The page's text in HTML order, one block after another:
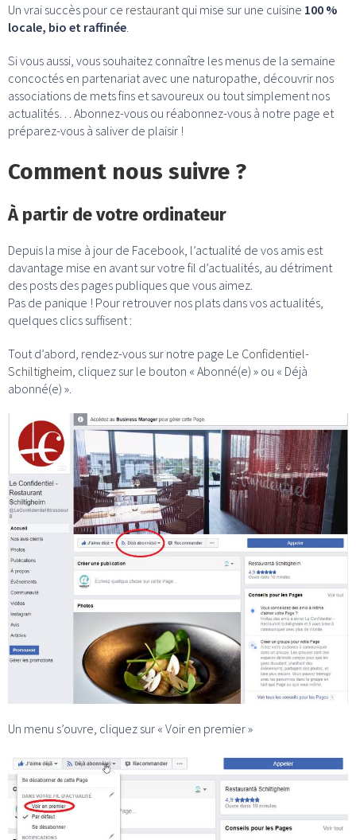
Un vrai succès pour ce restaurant qui mise sur une cuisine 100 %
locale, bio et raffinée
Si vous aussi, vous souhaitez connaître les menus de la semaine
concoctés en partenariat avec une naturopathe, découvrir nos
associations de mets fins et savoureux ou tout simplement nos
actualités… Abonnez-vous ou réabonnez-vous à notre page et
préparez-vous à saliver de plaisir !
Comment nous suivre ?
À partir de votre ordinateur
Depuis la mise à jour de Facebook, l’actualité de vos amis est
davantage mise en avant sur votre fil d’actualités, au détriment
des posts des pages publiques que vous aimez.
Pas de panique ! Pour retrouver nos plats dans vos actualités,
quelques clics suffisent :
Tout d’abord, rendez-vous sur notre page Le Confidentiel-
Schiltigheim , cliquez sur le bouton « Abonné(e) » ou « Déjà
abonné(e) ».
Un menu s’ouvre, cliquez sur « Voir en premier »